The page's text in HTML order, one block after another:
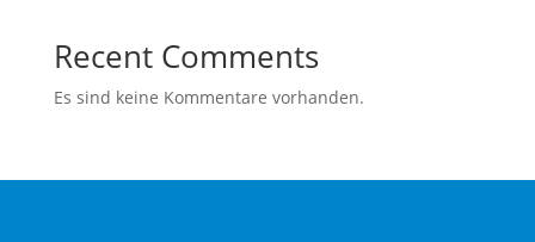
Recent Comments
Es sind keine Kommentare vorhanden.